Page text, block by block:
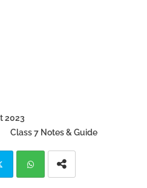
2023
Class 7 Notes & Guide